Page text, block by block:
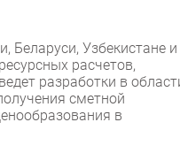
Беларуси, Узбекистане и
расчетов,
разработки в
сметной
в